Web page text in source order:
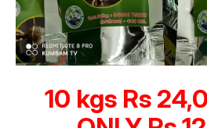
10 kgs Rs